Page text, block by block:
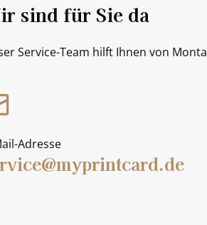
sind für Sie da
Service-Team hilft Ihnen von
Adresse